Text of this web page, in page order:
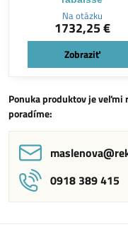
Na otázku
1732,25 €
Zobraziť
Ponuka produktov je veľmi
poradíme:
0918 389 415